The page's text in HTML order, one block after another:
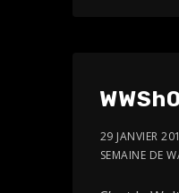
29 JANVIER
SEMAINE DE